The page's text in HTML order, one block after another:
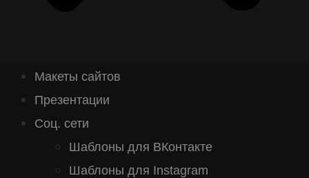
Макеты сайтов
Презентации
Соц. сети
Шаблоны для ВКонтакте
Шаблоны для Instagram